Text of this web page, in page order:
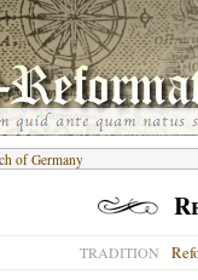
of Germany
TRADITION